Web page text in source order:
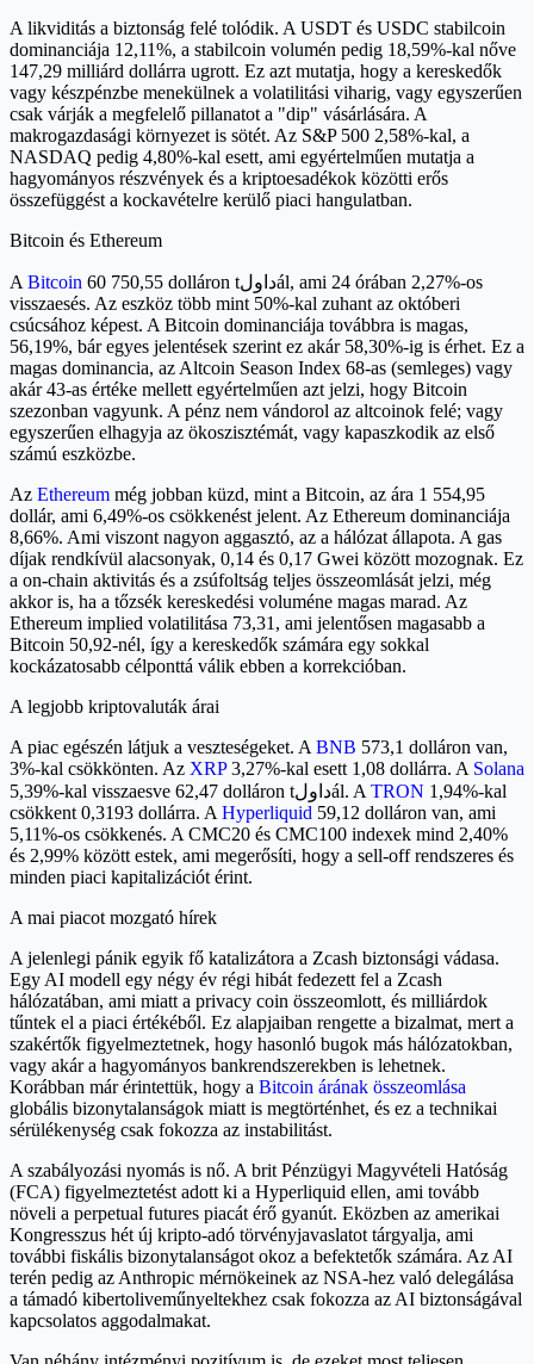
A likviditás a biztonság felé tolódik. A USDT és USDC stabilcoin
dominanciája 12,11%, a stabilcoin volumén pedig 18,59%-kal nőve
147,29 milliárd dollárra ugrott. Ez azt mutatja, hogy a kereskedők
vagy készpénzbe menekülnek a volatilitási viharig, vagy egyszerűen
csak várják a megfelelő pillanatot a "dip" vásárlására. A
makrogazdasági környezet is sötét. Az S&P 500 2,58%-kal, a
NASDAQ pedig 4,80%-kal esett, ami egyértelműen mutatja a
hagyományos részvények és a kriptoesadékok közötti erős
összefüggést a kockavételre kerülő piaci hangulatban.
Bitcoin és Ethereum
ABitcoin 60 750,55 dolláron tداولál, ami 24 órában 2,27%-os
visszaesés. Az eszköz több mint 50%-kal zuhant az októberi
csúcsához képest. A Bitcoin dominanciája továbbra is magas,
56,19%, bár egyes jelentések szerint ez akár 58,30%-ig is érhet. Ez a
magas dominancia, az Altcoin Season Index 68-as (semleges) vagy
akár 43-as értéke mellett egyértelműen azt jelzi, hogy Bitcoin
szezonban vagyunk. A pénz nem vándorol az altcoinok felé; vagy
egyszerűen elhagyja az ökoszisztémát, vagy kapaszkodik az első
számú eszközbe.
Az Ethereum még jobban küzd, mint a Bitcoin, az ára 1 554,95
dollár, ami 6,49%-os csökkenést jelent. Az Ethereum dominanciája
8,66%. Ami viszont nagyon aggasztó, az a hálózat állapota. A gas
díjak rendkívül alacsonyak, 0,14 és 0,17 Gwei között mozognak. Ez
a on-chain aktivitás és a zsúfoltság teljes összeomlását jelzi, még
akkor is, ha a tőzsék kereskedési voluméne magas marad. Az
Ethereum implied volatilitása 73,31, ami jelentősen magasabb a
Bitcoin 50,92-nél, így a kereskedők számára egy sokkal
kockázatosabb célponttá válik ebben a korrekcióban.
A legjobb kriptovaluták árai
A piac egészén látjuk a veszteségeket. ABNB 573,1 dolláron van,
3%-kal csökkönten. Az XRP3,27%-kal esett 1,08 dollárra. A Solana
5,39%-kal visszaesve 62,47 dolláron tداولál. ATRON 1,94%-kal
csökkent 0,3193 dollárra. AHyperliquid 59,12 dolláron van, ami
5,11%-os csökkenés. A CMC20 és CMC100 indexek mind 2,40%
és 2,99% között estek, ami megerősíti, hogy a sell-off rendszeres és
minden piaci kapitalizációt érint.
A mai piacot mozgató hírek
A jelenlegi pánik egyik fő katalizátora a Zcash biztonsági vádasa.
Egy AI modell egy négy év régi hibát fedezett fel a Zcash
hálózatában, ami miatt a privacy coin összeomlott, és milliárdok
tűntek el a piaci értékéből. Ez alapjaiban rengette a bizalmat, mert a
szakértők figyelmeztetnek, hogy hasonló bugok más hálózatokban,
vagy akár a hagyományos bankrendszerekben is lehetnek.
Korábban már érintettük, hogy a Bitcoin árának összeomlása
globális bizonytalanságok miatt is megtörténhet, és ez a technikai
sérülékenység csak fokozza az instabilitást.
A szabályozási nyomás is nő. A brit Pénzügyi Magyvételi Hatóság
(FCA) figyelmeztetést adott ki a Hyperliquid ellen, ami tovább
növeli a perpetual futures piacát érő gyanút. Eközben az amerikai
Kongresszus hét új kripto-adó törvényjavaslatot tárgyalja, ami
további fiskális bizonytalanságot okoz a befektetők számára. Az AI
terén pedig az Anthropic mérnökeinek az NSA-hez való delegálása
a támadó kibertoliveműnyeltekhez csak fokozza az AI biztonságával
kapcsolatos aggodalmakat.